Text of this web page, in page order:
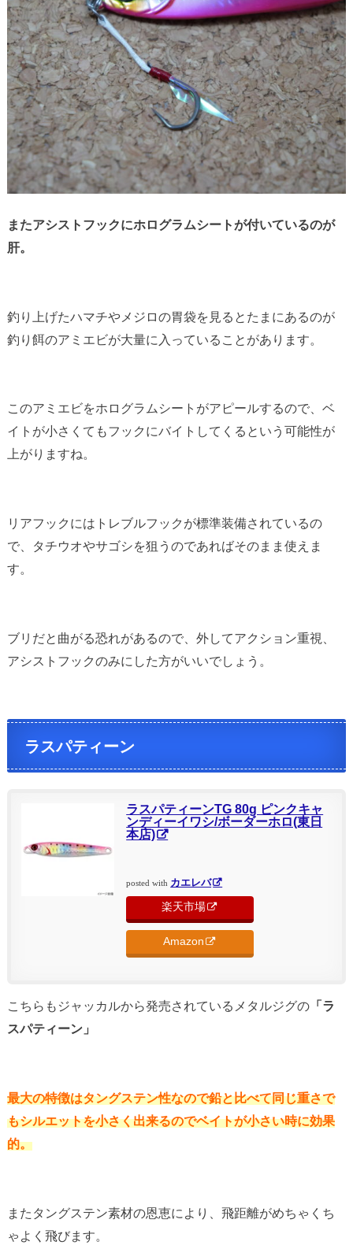
またアシストフックにホログラムシートが付いているのが
肝。
釣り上げたハマチやメジロの胃袋を見るとたまにあるのが
釣り餌のアミエビが大量に入っていることがあります。
このアミエビをホログラムシートがアピールするので、ベ
イトが小さくてもフックにバイトしてくるという可能性が
上がりますね。
リアフックにはトレブルフックが標準装備されているの
で、タチウオやサゴシを狙うのであればそのまま使えま
す。
ブリだと曲がる恐れがあるので、外してアクション重視、
アシストフックのみにした方がいいでしょう。
ラスパティーン
ラスパティーンTG 80g ピンクキャ
ンディーイワシ/ボーダーホロ(東日
本店)
posted with カエレバ
楽天市場
Amazon
こちらもジャッカルから発売されているメタルジグの「ラ
スパティーン」
最大の特徴はタングステン性なので鉛と比べて同じ重さで
もシルエットを小さく出来るのでベイトが小さい時に効果
的。
またタングステン素材の恩恵により、飛距離がめちゃくち
ゃよく飛びます。